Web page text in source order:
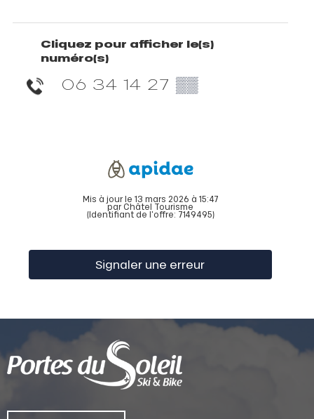
Cliquez pour afficher le(s)
numéro(s)
06 34 14 27 ▒▒
Mis à jour le 13 mars 2026 à 15:47
par Châtel Tourisme
(Identifiant de l'offre: 7149495)
Signaler une erreur